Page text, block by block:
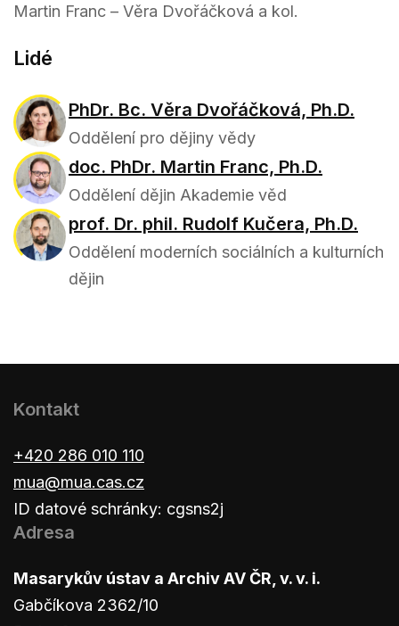
Martin Franc – Věra Dvořáčková a kol.
Lidé
PhDr. Bc. Věra Dvořáčková, Ph.D.
Oddělení pro dějiny vědy
doc. PhDr. Martin Franc, Ph.D.
Oddělení dějin Akademie věd
prof. Dr. phil. Rudolf Kučera, Ph.D.
Oddělení moderních sociálních a kulturních
dějin
Kontakt
+420 286 010 110
mua@mua.cas.cz
ID datové schránky: cgsns2j
Adresa
Masarykův ústav a Archiv AV ČR, v. v. i.
Gabčíkova 2362/10